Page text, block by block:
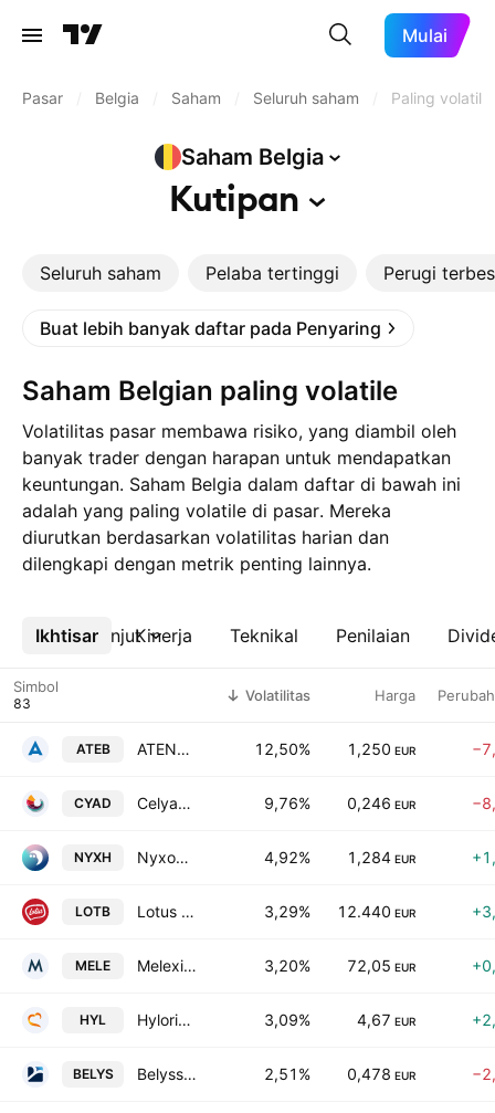
Mulai
Pasar Belgia Saham Seluruh saham Paling volatil
Saham Belgia
Kutipan
Seluruh saham Pelaba tertinggi Perugi
Buat lebih banyak daftar pada Penyaring
Saham Belgian paling volatile
Volatilitas pasar membawa risiko, yang diambil oleh
banyak trader dengan harapan untuk mendapatkan
keuntungan. Saham Belgia dalam daftar di bawah ini
adalah yang paling volatile di pasar. Mereka
diurutkan berdasarkan volatilitas harian dan
dilengkapi dengan metrik penting lainnya.
Ikhtisar Kinerja Teknikal Penilaian
Lebih lanjut
Simbol Volatilitas Harga
ATEB ATENOR S.A. 12,50% 1,250 EUR
CYAD Celyad Oncology SA 9,76% 0,246 EUR
NYXH Nyxoah SA 4,92% 1,284 EUR
LOTB Lotus Bakeries NV 3,29% 12.440 EUR
MELE Melexis NV 3,20% 72,05 EUR
HYL Hyloris Pharmaceuticals SA 3,09% 4,67 EUR
BELYS Belysse Group NV 2,51% 0,478 EUR